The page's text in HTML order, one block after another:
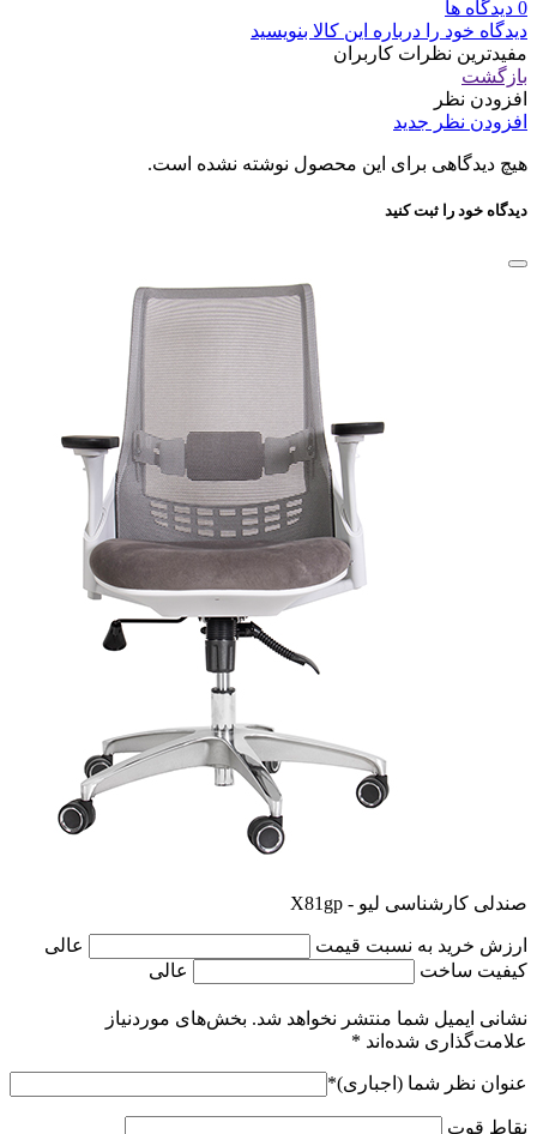
با انتخاب دکمه "ثبت نظر" موافقت خود را با
مبلمان اداری کاری نو اعلام می‌کنم.
دیگران را با نوشتن نظرات خود، برای انتخاب این
محصول راهنمایی کنید.
لطفا پیش از ارسال نظر، خلاصه قوانین زیر را مطالعه کنید: فارسی
بنویسید و از کیبورد فارسی استفاده کنید. بهتر است از فضای خالی
کشیدن حروف یا کلمات با صفحه‌کلید بپرهیزید. نظرات خود را
براساس تجربه و استفاده‌ی عملی و با دقت به نکات فنی ارسال
کنید؛ بدون تعصب به محصول خاص، مزایا و معایب را بازگو کنید و
بهتر است از ارسال نظرات چندکلمه‌‌ای خودداری کنید. بهتر است در
نظرات خود از تمرکز روی عناصر متغیر مثل قیمت، پرهیز کنید. به
کاربران و سایر اشخاص احترام بگذارید. پیام‌هایی که شامل محتوای
توهین‌آمیز و کلمات نامناسب باشند، حذف می‌شوند. از ارسال
لینک‌های سایت‌های دیگر و ارایه‌ی اطلاعات شخصی خودتان مثل
شماره تماس، ایمیل و آی‌دی شبکه‌های اجتماعی پرهیز کنید. با توجه
به ساختار بخش نظرات، از پرسیدن سوال یا درخواست راهنمایی در
این بخش خودداری کرده و سوالات خود را در بخش «پرسش و
پاسخ» مطرح کنید. هرگونه نقد و نظر در خصوص سایت فروشگاه
شماره‌ی ۰۰۰۰ - ۰۲۱ در میان بگذارید و از نوشتن آن‌ها در بخش
نظرات خودداری کنید.
دیدگاه خود را درباره این کالا بنویسید
مفیدترین نظرات کاربران